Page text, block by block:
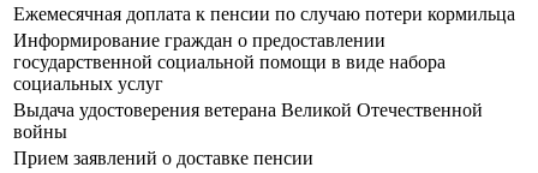
Ежемесячная доплата к пенсии по случаю потери кормильца
Информирование граждан о предоставлении
государственной социальной помощи в виде набора
социальных услуг
Выдача удостоверения ветерана Великой Отечественной
войны
Прием заявлений о доставке пенсии